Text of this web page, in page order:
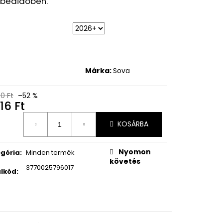
Márka:Sova
Ft –52 %
Ft
KOSÁRBA
: Minden termék
: 3770025796017
Nyomon
követés
VÍZÁLLÓ